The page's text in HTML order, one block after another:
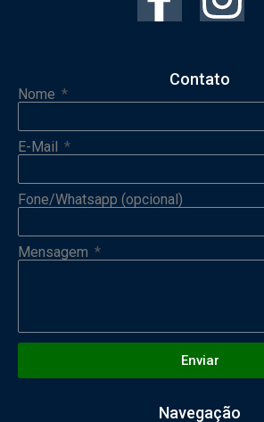
Contato
Nome
E-Mail
Fone/Whatsapp (opcional)
Mensagem
Enviar
Navegação